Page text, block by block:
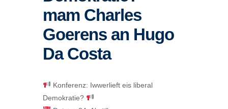
mam Charles
Goerens an Hugo
Da Costa
Konferenz: Iwwerlieft eis liberal
Demokratie?